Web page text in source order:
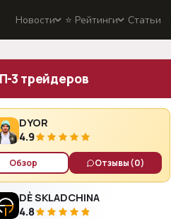
Новости ⭐️ Рейтинги Статьи
3 трейдеров
DYOR
4.9
Обзор Отзывы(0)
DÈ SKLADCHINA
4.8